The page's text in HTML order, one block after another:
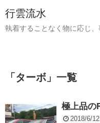
行雲流水
執着することなく物に応じ
「 ターボ 」 一覧
極上品の
2018/6/12